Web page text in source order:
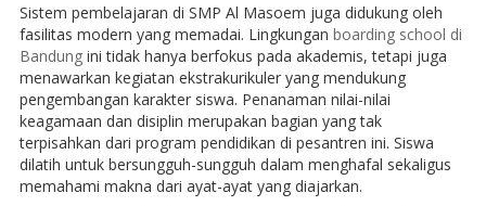
Sistem pembelajaran di SMP Al Masoem juga didukung oleh
fasilitas modern yang memadai. Lingkungan boarding school di
Bandungini tidak hanya berfokus pada akademis, tetapi juga
menawarkan kegiatan ekstrakurikuler yang mendukung
pengembangan karakter siswa. Penanaman nilai-nilai
keagamaan dan disiplin merupakan bagian yang tak
terpisahkan dari program pendidikan di pesantren ini. Siswa
dilatih untuk bersungguh-sungguh dalam menghafal sekaligus
memahami makna dari ayat-ayat yang diajarkan.